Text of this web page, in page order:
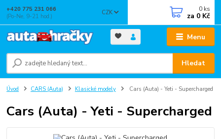
Menu
CZK
Hledat
+420 775 231 066
(Po-Ne, 9-21 hod.)
0 ks
za 0 Kč
Úvod CARS (Auta) Klasické modely Cars (Auta) - Yeti - Supercharged
Cars (Auta) - Yeti - Supercharged